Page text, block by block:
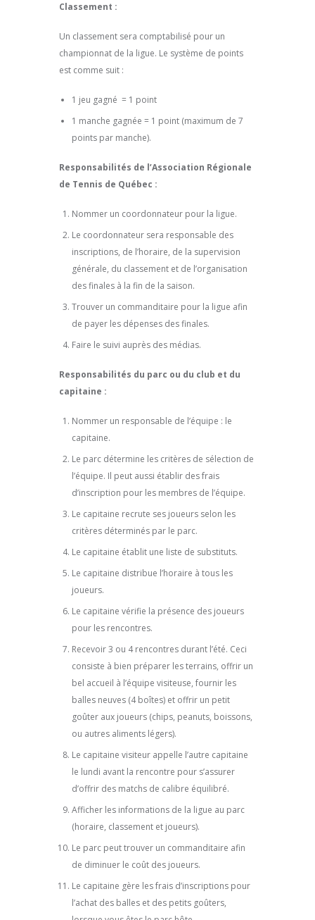
Classement :
Un classement sera comptabilisé pour un
championnat de la ligue. Le système de points
est comme suit :
1 jeu gagné = 1 point
1 manche gagnée = 1 point (maximum de 7
points par manche).
Responsabilités de l’Association Régionale
de Tennis de Québec :
Nommer un coordonnateur pour la ligue.
Le coordonnateur sera responsable des
inscriptions, de l’horaire, de la supervision
générale, du classement et de l’organisation
des finales à la fin de la saison.
Trouver un commanditaire pour la ligue afin
de payer les dépenses des finales.
Faire le suivi auprès des médias.
Responsabilités du parc ou du club et du
capitaine :
Nommer un responsable de l’équipe : le
capitaine.
Le parc détermine les critères de sélection de
l’équipe. Il peut aussi établir des frais
d’inscription pour les membres de l’équipe.
Le capitaine recrute ses joueurs selon les
critères déterminés par le parc.
Le capitaine établit une liste de substituts.
Le capitaine distribue l’horaire à tous les
joueurs.
Le capitaine vérifie la présence des joueurs
pour les rencontres.
Recevoir 3 ou 4 rencontres durant l’été. Ceci
consiste à bien préparer les terrains, offrir un
bel accueil à l’équipe visiteuse, fournir les
balles neuves (4 boîtes) et offrir un petit
goûter aux joueurs (chips, peanuts, boissons,
ou autres aliments légers).
Le capitaine visiteur appelle l’autre capitaine
le lundi avant la rencontre pour s’assurer
d’offrir des matchs de calibre équilibré.
Afficher les informations de la ligue au parc
(horaire, classement et joueurs).
Le parc peut trouver un commanditaire afin
de diminuer le coût des joueurs.
Le capitaine gère les frais d’inscriptions pour
l’achat des balles et des petits goûters,